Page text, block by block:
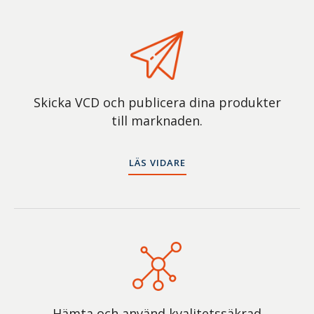
Skicka VCD och publicera dina produkter
till marknaden.
LÄS VIDARE